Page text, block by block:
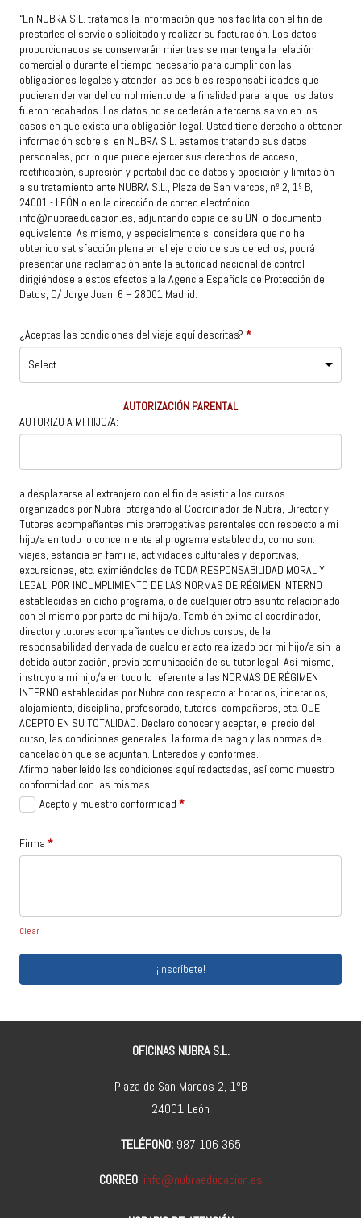
“En NUBRA S.L. tratamos la información que nos facilita con el fin de
prestarles el servicio solicitado y realizar su facturación. Los datos
proporcionados se conservarán mientras se mantenga la relación
comercial o durante el tiempo necesario para cumplir con las
obligaciones legales y atender las posibles responsabilidades que
pudieran derivar del cumplimiento de la finalidad para la que los datos
fueron recabados. Los datos no se cederán a terceros salvo en los
casos en que exista una obligación legal. Usted tiene derecho a obtener
información sobre si en NUBRA S.L. estamos tratando sus datos
personales, por lo que puede ejercer sus derechos de acceso,
rectificación, supresión y portabilidad de datos y oposición y limitación
a su tratamiento ante NUBRA S.L., Plaza de San Marcos, nº 2, 1º B,
24001 - LEÓN o en la dirección de correo electrónico
info@nubraeducacion.es, adjuntando copia de su DNI o documento
equivalente. Asimismo, y especialmente si considera que no ha
obtenido satisfacción plena en el ejercicio de sus derechos, podrá
presentar una reclamación ante la autoridad nacional de control
dirigiéndose a estos efectos a la Agencia Española de Protección de
Datos, C/ Jorge Juan, 6 – 28001 Madrid.
¿Aceptas las condiciones del viaje aquí descritas? *
AUTORIZACIÓN PARENTAL
AUTORIZO A MI HIJO/A:
a desplazarse al extranjero con el fin de asistir a los cursos
organizados por Nubra, otorgando al Coordinador de Nubra, Director y
Tutores acompañantes mis prerrogativas parentales con respecto a mi
hijo/a en todo lo concerniente al programa establecido, como son:
viajes, estancia en familia, actividades culturales y deportivas,
excursiones, etc. eximiéndoles de TODA RESPONSABILIDAD MORAL Y
LEGAL, POR INCUMPLIMIENTO DE LAS NORMAS DE RÉGIMEN INTERNO
establecidas en dicho programa, o de cualquier otro asunto relacionado
con el mismo por parte de mi hijo/a. También eximo al coordinador,
director y tutores acompañantes de dichos cursos, de la
responsabilidad derivada de cualquier acto realizado por mi hijo/a sin la
debida autorización, previa comunicación de su tutor legal. Así mismo,
instruyo a mi hijo/a en todo lo referente a las NORMAS DE RÉGIMEN
INTERNO establecidas por Nubra con respecto a: horarios, itinerarios,
alojamiento, disciplina, profesorado, tutores, compañeros, etc. QUE
ACEPTO EN SU TOTALIDAD. Declaro conocer y aceptar, el precio del
curso, las condiciones generales, la forma de pago y las normas de
cancelación que se adjuntan. Enterados y conformes.
Afirmo haber leído las condiciones aquí redactadas, así como muestro
conformidad con las mismas
Acepto y muestro conformidad *
Firma *
Clear
¡Inscríbete!
OFICINAS NUBRA S.L.
Plaza de San Marcos 2, 1ºB
24001 León
TELÉFONO:987 106 365
CORREO: info@nubraeducacion.es